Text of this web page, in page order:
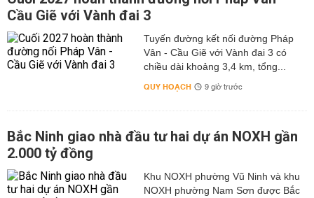
Cầu Giẽ với Vành đai 3
Tuyến đường kết nối đường Pháp
Vân - Cầu Giẽ với Vành đai 3 có
chiều dài khoảng 3,4 km, tổng...
QUY HOẠCH 9 giờ trước
Bắc Ninh giao nhà đầu tư hai dự án NOXH gần
2.000 tỷ đồng
Khu NOXH phường Vũ Ninh và khu
NOXH phường Nam Sơn được Bắc